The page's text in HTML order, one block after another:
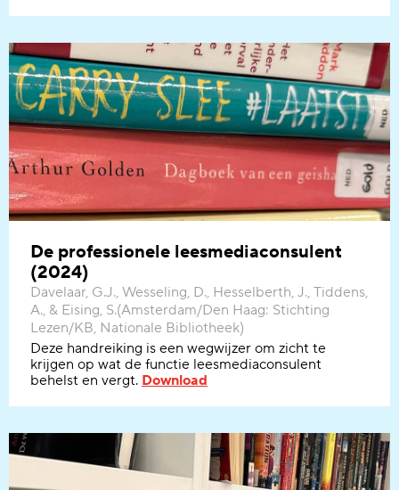
De professionele leesmediaconsulent
(2024)
Davelaar, G.J., Wesseling, D., Hesselberth, J., Tiddens,
A., & Eising, S.(Amsterdam/Den Haag: Stichting
Lezen/KB, Nationale Bibliotheek)
Deze handreiking is een wegwijzer om zicht te
krijgen op wat de functie leesmediaconsulent
behelst en vergt. Download